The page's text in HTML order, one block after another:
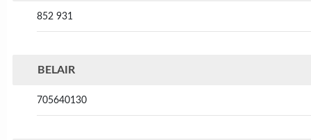
852 931
BELAIR
705640130